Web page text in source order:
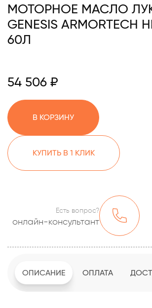
МОТОРНОЕ МАСЛО
GENESIS ARMORTECH
60Л
54 506 ₽
В КОРЗИНУ
КУПИТЬ В 1 КЛИК
Есть вопрос?
онлайн-консультант
ОПИСАНИЕ ОПЛАТА